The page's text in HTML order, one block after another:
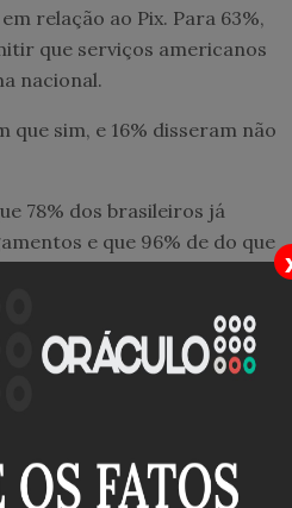
relação ao Pix. Para 63%,
que serviços americanos
nacional.
que sim, e 16% disseram não
78% dos brasileiros já
e que 96% de do que
como os eleitores